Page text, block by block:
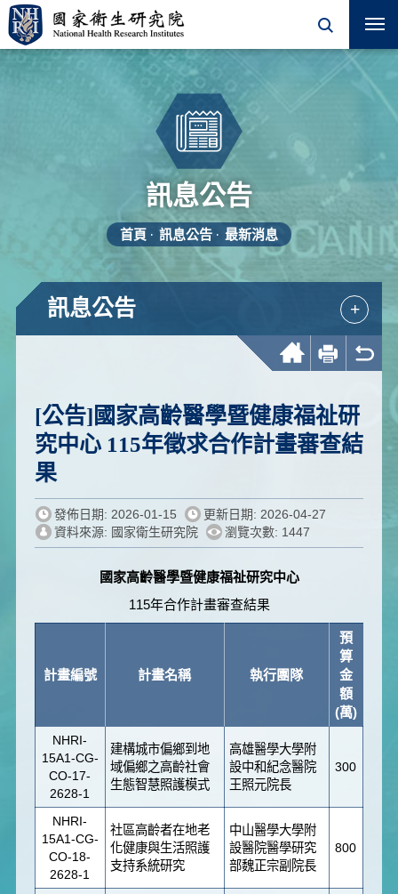
訊息公告
首頁 訊息公告 最新消息
訊息公告 +
友善列印
[公告]國家高齡醫學暨健康福祉研
究中心 115年徵求合作計畫審查結
果
發佈日期: 2026-01-15
更新日期: 2026-04-27
資料來源: 國家衛生研究院
瀏覽次數: 1447
國家高齡醫學暨健康福祉研究中心
115年合作計畫審查結果
計畫編號 計畫名稱 執行團隊
預
算
金
額
(萬)
NHRI-
15A1-CG-
CO-17-
2628-1
建構城市偏鄉到地
域偏鄉之高齡社會
生態智慧照護模式
高雄醫學大學附
設中和紀念醫院
王照元院長
300
NHRI-
15A1-CG-
CO-18-
2628-1
社區高齡者在地老
化健康與生活照護
支持系統研究
中山醫學大學附
設醫院醫學研究
部魏正宗副院長
800